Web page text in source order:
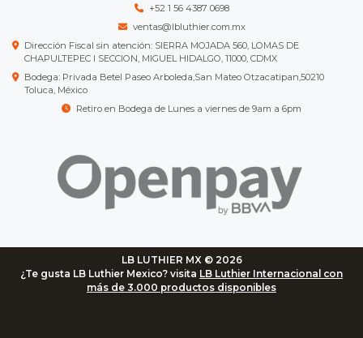
+52 1 56 4387 0698
ventas@lbluthier.com.mx
Dirección Fiscal sin atención: SIERRA MOJADA 560, LOMAS DE
CHAPULTEPEC I SECCION, MIGUEL HIDALGO, 11000, CDMX
Bodega: Privada Betel Paseo Arboleda,San Mateo Otzacatipan,50210
Toluca, México
Retiro en Bodega de Lunes a viernes de 9am a 6pm
LB LUTHIER MX © 2026
¿Te gusta LB Luthier Mexico? visita LB Luthier Internacional con
más de 3.000 productos disponibles